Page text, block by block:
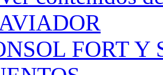
FORT Y